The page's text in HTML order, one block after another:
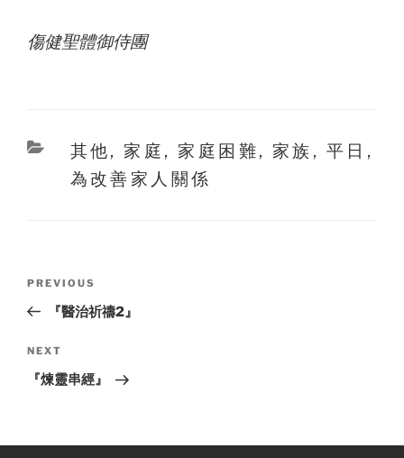
傷健聖體御侍團
Categories
其他, 家庭 , 家庭困難, 家族 , 平日 ,
為改善家人關係
Previous
Post
PREVIOUS
『醫治祈禱2』
Next
Post
NEXT
『煉靈串經』